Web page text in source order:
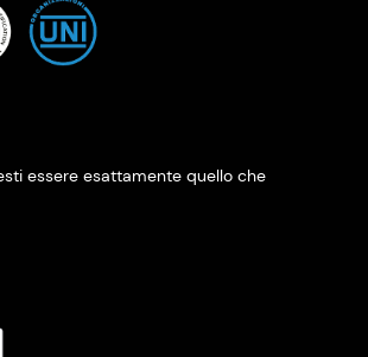
essere esattamente quello che